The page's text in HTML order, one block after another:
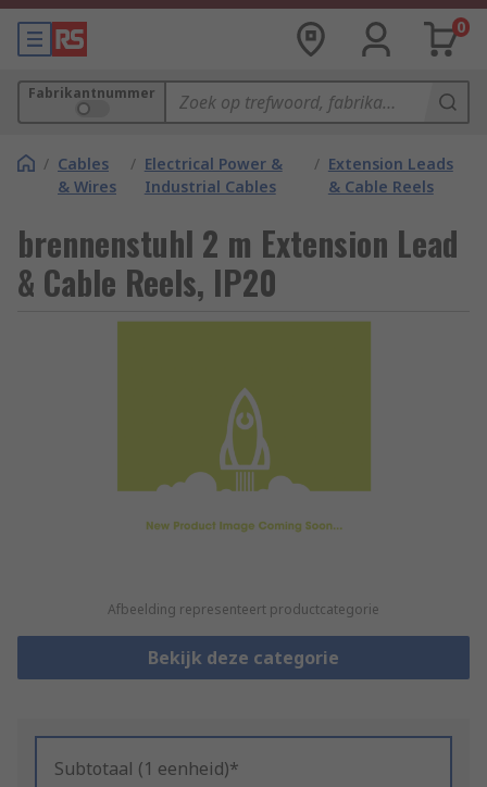
0
Fabrikantnummer
/ Cables
& Wires
/ Electrical Power &
Industrial Cables
/ Extension Leads
& Cable Reels
brennenstuhl 2 m Extension Lead
& Cable Reels, IP20
Afbeelding representeert productcategorie
Bekijk deze categorie
Subtotaal (1 eenheid)*